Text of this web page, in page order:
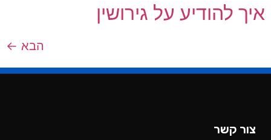
איך להודיע על גירושין
הבא ←
צור קשר